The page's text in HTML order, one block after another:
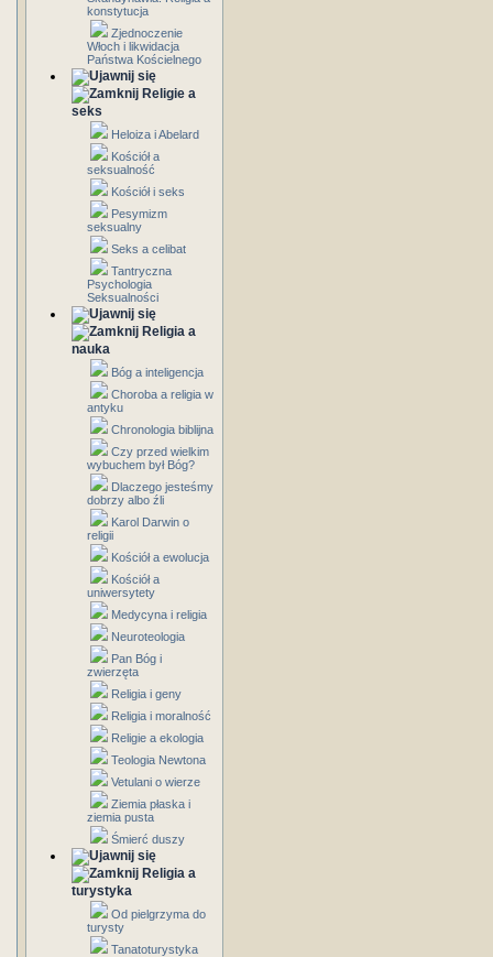
konstytucja
Zjednoczenie
Włoch i likwidacja
Państwa Kościelnego
Religie a
seks
Heloiza i Abelard
Kościół a
seksualność
Kościół i seks
Pesymizm
seksualny
Seks a celibat
Tantryczna
Psychologia
Seksualności
Religia a
nauka
Bóg a inteligencja
Choroba a religia w
antyku
Chronologia biblijna
Czy przed wielkim
wybuchem był Bóg?
Dlaczego jesteśmy
dobrzy albo źli
Karol Darwin o
religii
Kościół a ewolucja
Kościół a
uniwersytety
Medycyna i religia
Neuroteologia
Pan Bóg i
zwierzęta
Religia i geny
Religia i moralność
Religie a ekologia
Teologia Newtona
Vetulani o wierze
Ziemia płaska i
ziemia pusta
Śmierć duszy
Religia a
turystyka
Od pielgrzyma do
turysty
Tanatoturystyka